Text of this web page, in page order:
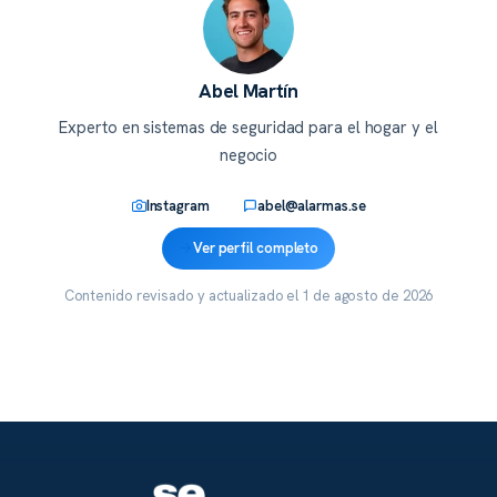
Abel Martín
Experto en sistemas de seguridad para el hogar y el
negocio
Instagram abel@alarmas.se
Ver perfil completo
Contenido revisado y actualizado el 1 de agosto de 2026